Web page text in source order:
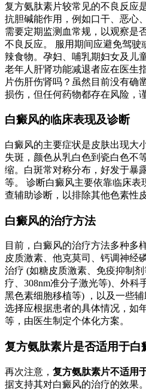
复方氨肽素片较常见的不良反应
抗胆碱能作用，例如口干、恶心
需要定期监测血常规，以观察是
不良反应。 服用期间应避免驾驶
辣食物。孕妇、哺乳期妇女及儿
老年人肝肾功能减退者应在医生
片伤肝伤肾吗？虽然目前没有确
损伤，但任何药物都存在风险，
白癜风的临床表现及诊断
白癜风的主要症状是皮肤出现大
失斑，颜色从乳白色到瓷白色不
缩。白斑常对称分布，好发于暴
等。 诊断白癜风主要依靠临床表
查辅助诊断，以排除其他色素性
白癜风的治疗方法
目前，白癜风的治疗方法多种多
皮质激素、他克莫司、钙调神经
治疗 (如糖皮质激素、免疫抑制
疗、308nm准分子激光等)、外科
黑色素细胞移植等) ，以及一些
选择应根据患者的具体情况，如
等，由医生制定个体化方案。
复方氨肽素片是否适用于白
再次注意， 复方氨肽素片不适用
据支持其对白癜风的治疗的效果